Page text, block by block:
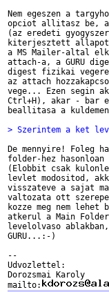
Nem egeszen a
opciot allitasz be, a
(az eredeti
kiterjesztett
a MS Mailer-altal
attach-a, a GURU
digest fizikai
az attach
vege... Ezen segin
Ctrl+H), akar - bar
beallitasa a
> Szerintem a ket
De mennyire! Foleg
folder-hez
(Elobbit csak
levlet modositod,
visszateve a sajat
valtozata ott
kozze meg nem
atkerul a Main
levelolvaso
GURU...:-)
--
Udvozlettel:
Dorozsmai Karoly
mailto: